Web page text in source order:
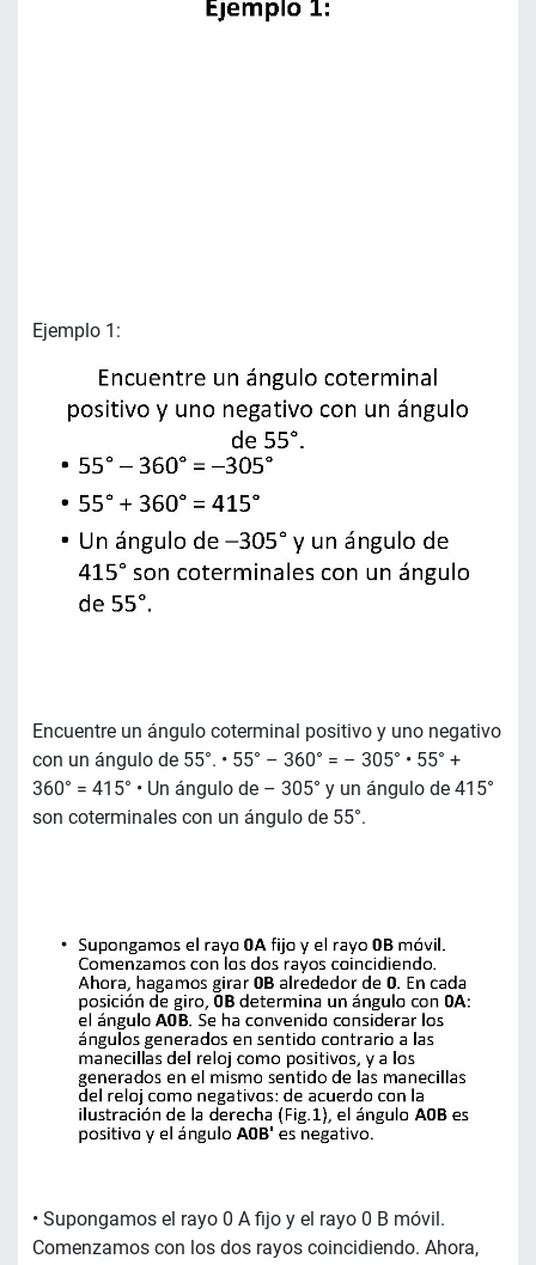
Ejemplo 1:
Encuentre un ángulo coterminal positivo y uno negativo
con un ángulo de 55°. • 55° – 360° = – 305° • 55° +
360° = 415° • Un ángulo de – 305° y un ángulo de 415°
son coterminales con un ángulo de 55°.
• Supongamos el rayo 0 A fijo y el rayo 0 B móvil.
Comenzamos con los dos rayos coincidiendo. Ahora,